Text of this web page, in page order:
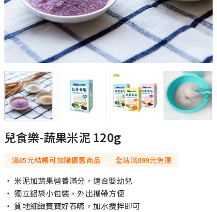
兒食樂-蔬果米泥 120g
滿85元結帳可加購優惠商品 全站滿899元免運
‧ 米泥加蔬果營養滿分，適合嬰幼兒
‧ 獨立鋁袋小包裝，外出攜帶方便
‧ 質地細緻寶寶好吞嚥，加水攪拌即可